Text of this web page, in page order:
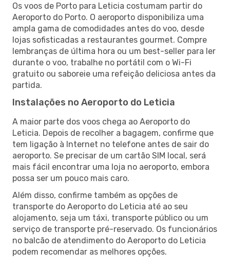
Os voos de Porto para Leticia costumam partir do
Aeroporto do Porto. O aeroporto disponibiliza uma
ampla gama de comodidades antes do voo, desde
lojas sofisticadas a restaurantes gourmet. Compre
lembranças de última hora ou um best-seller para ler
durante o voo, trabalhe no portátil com o Wi-Fi
gratuito ou saboreie uma refeição deliciosa antes da
partida.
Instalações no Aeroporto do Leticia
A maior parte dos voos chega ao Aeroporto do
Leticia. Depois de recolher a bagagem, confirme que
tem ligação à Internet no telefone antes de sair do
aeroporto. Se precisar de um cartão SIM local, será
mais fácil encontrar uma loja no aeroporto, embora
possa ser um pouco mais caro.
Além disso, confirme também as opções de
transporte do Aeroporto do Leticia até ao seu
alojamento, seja um táxi, transporte público ou um
serviço de transporte pré-reservado. Os funcionários
no balcão de atendimento do Aeroporto do Leticia
podem recomendar as melhores opções.